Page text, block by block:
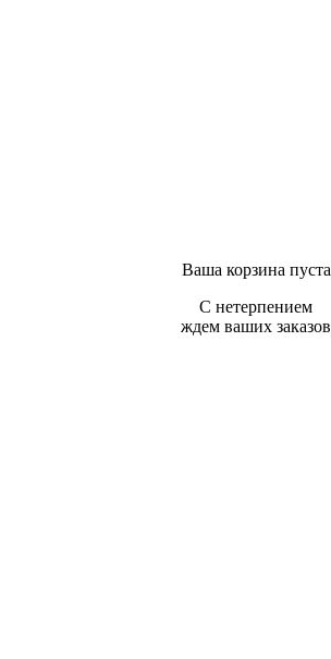
Ваша корзина пуста
С нетерпением
ждем ваших заказов